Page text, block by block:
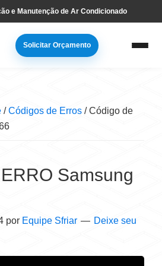
e Manutenção de Ar Condicionado
Solicitar Orçamento
/ Códigos de Erros /Código de
Samsung
por Equipe Sfriar
Deixe seu